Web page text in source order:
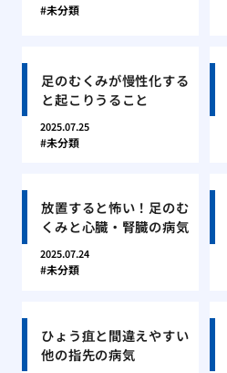
未分類
足のむくみが慢性化する
と起こりうること
2025.07.25
未分類
放置すると怖い！足のむ
くみと心臓・腎臓の病気
2025.07.24
未分類
ひょう疽と間違えやすい
他の指先の病気